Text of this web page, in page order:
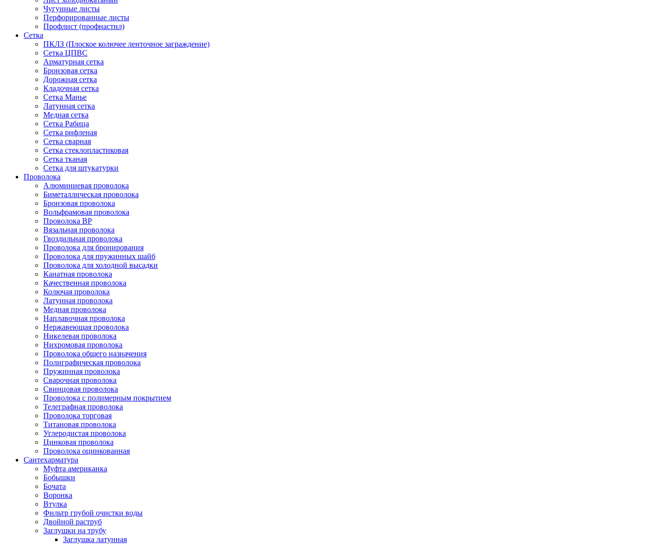
Чугунные листы
Перфорированные листы
Профлист (профнастил)
Сетка
ПКЛЗ (Плоское колючее ленточное заграждение)
Сетка ЦПВС
Арматурная сетка
Бронзовая сетка
Дорожная сетка
Кладочная сетка
Сетка Манье
Латунная сетка
Медная сетка
Сетка Рабица
Сетка рифленая
Сетка сварная
Сетка стеклопластиковая
Сетка тканая
Сетка для штукатурки
Проволока
Алюминиевая проволока
Биметаллическая проволока
Бронзовая проволока
Вольфрамовая проволока
Проволока ВР
Вязальная проволока
Гвоздильная проволока
Проволока для бронирования
Проволока для пружинных шайб
Проволока для холодной высадки
Канатная проволока
Качественная проволока
Колючая проволока
Латунная проволока
Медная проволока
Наплавочная проволока
Нержавеющая проволока
Никелевая проволока
Нихромовая проволока
Проволока общего назначения
Полиграфическая проволока
Пружинная проволока
Сварочная проволока
Свинцовая проволока
Проволока с полимерным покрытием
Телеграфная проволока
Проволока торговая
Титановая проволока
Углеродистая проволока
Цинковая проволока
Проволока оцинкованная
Сантехарматура
Муфта американка
Бобышки
Бочата
Воронка
Втулка
Фильтр грубой очистки воды
Двойной раструб
Заглушки на трубу
Заглушка латунная